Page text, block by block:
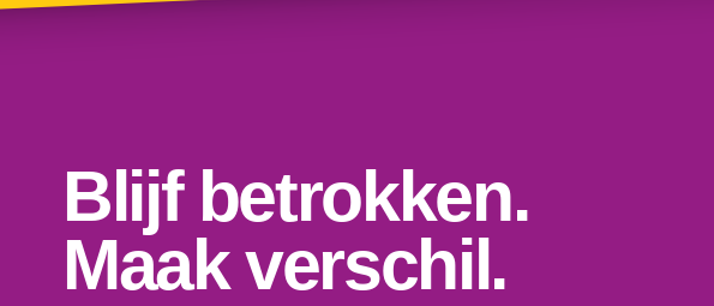
Blijf betrokken.
Maak verschil.